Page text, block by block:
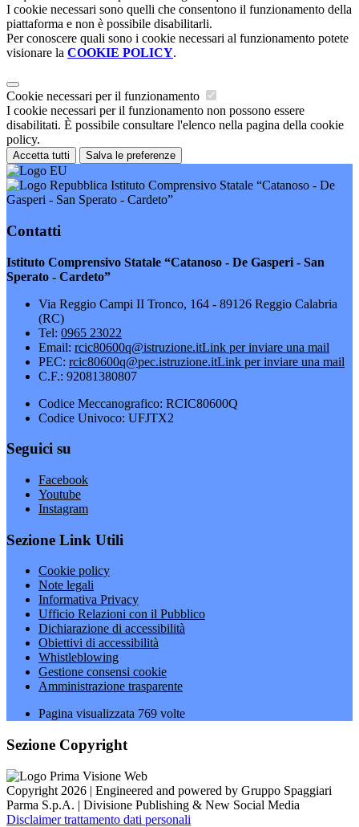
I cookie necessari sono quelli che consentono il funzionamento della
piattaforma e non è possibile disabilitarli.
Per conoscere quali sono i cookie necessari al funzionamento potete
visionare la COOKIE POLICY.
Cookie necessari per il funzionamento
I cookie necessari per il funzionamento non possono essere
disabilitati. È possibile consultare l'elenco nella pagina della cookie
policy.
Accetta tutti Salva le preferenze
Istituto Comprensivo Statale “Catanoso - De
Gasperi - San Sperato - Cardeto”
Contatti
Istituto Comprensivo Statale “Catanoso - De Gasperi - San
Sperato - Cardeto”
Via Reggio Campi II Tronco, 164 - 89126 Reggio Calabria
(RC)
Tel: 0965 23022
Email: rcic80600q@istruzione.itLink per inviare una mail
PEC: rcic80600q@pec.istruzione.itLink per inviare una mail
C.F.: 92081380807
Codice Meccanografico: RCIC80600Q
Codice Univoco: UFJTX2
Seguici su
Facebook
Youtube
Instagram
Sezione Link Utili
Cookie policy
Note legali
Informativa Privacy
Ufficio Relazioni con il Pubblico
Dichiarazione di accessibilità
Obiettivi di accessibilità
Whistleblowing
Gestione consensi cookie
Amministrazione trasparente
Pagina visualizzata 769 volte
Sezione Copyright
Copyright 2026 | Engineered and powered by Gruppo Spaggiari
Parma S.p.A. | Divisione Publishing & New Social Media
Disclaimer trattamento dati personali